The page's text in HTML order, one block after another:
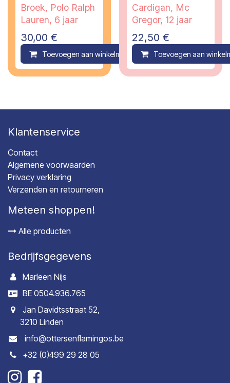
Broek, Polo Ralph
Lauren, 6 jaar
30,00 €
Toevoegen aan winkelmandje Compare
Cardigan, Mc
Gregor, 12 jaar
22,50 €
Toevoegen aan
Klantenservice
Contact
Algemene voorwaarden
Privacy verklaring
Verzenden en retourneren
Meteen shoppen!
Alle producten
Bedrijfsgegevens
Marleen Nijs
BE 0504.936.765
Jan Davidtsstraat 52,
3210 Linden
info@ottersenflamingos.be
+32 (0)499 29 28 05